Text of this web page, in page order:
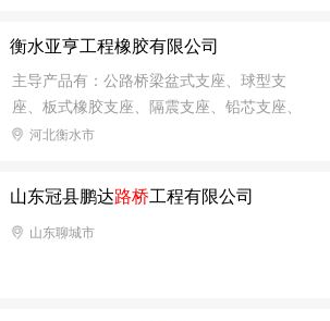
电缆、屏蔽电缆、信号线、光纤电缆、监控
线、家装家用电线电缆、工程建设电线电
缆、道路桥梁电线电缆、生产生活电线电
缆、绝缘导线、电气设备用电缆、音频线、
视频线、控制电缆；电源线；电子线
衡水亚亨工程橡胶有限公司
主导产品有：公路桥梁盆式支座、球型支
座、板式橡胶支座、隔震支座、铅芯支座、
高阻尼支座、网架支座、盆式支座、橡胶支
代一集桥梁水利配套的系列产品100余种。
在2009年公司研制开发了矿山机械用的高
耐磨橡胶衬板，高耐磨橡胶筛板的系列产
河北衡水市
山东冠县鹏达路桥工程有限公司
山东聊城市